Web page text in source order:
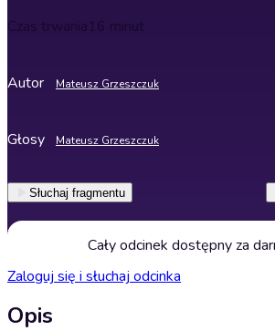
Czas trwania16 minut
Autor Mateusz Grzeszczuk
Głosy Mateusz Grzeszczuk
Słuchaj fragmentu
Cały odcinek dostępny za
Zaloguj się i słuchaj odcinka
Opis